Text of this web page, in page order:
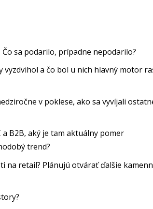
sa podarilo, prípadne nepodarilo?
vyzdvihol a čo bol u nich hlavný motor
v poklese, ako sa vyvíjali
B2B, aký je tam aktuálny pomer
trend?
na retail? Plánujú otvárať ďalšie